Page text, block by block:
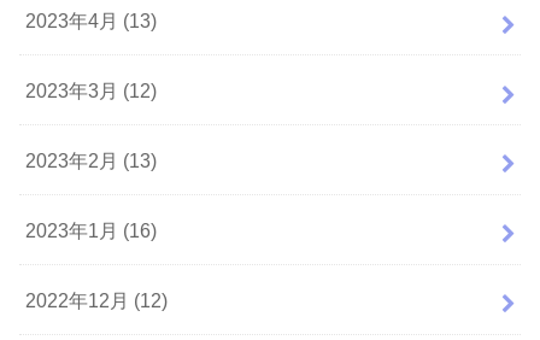
2023年4月 (13)
2023年3月 (12)
2023年2月 (13)
2023年1月 (16)
2022年12月 (12)